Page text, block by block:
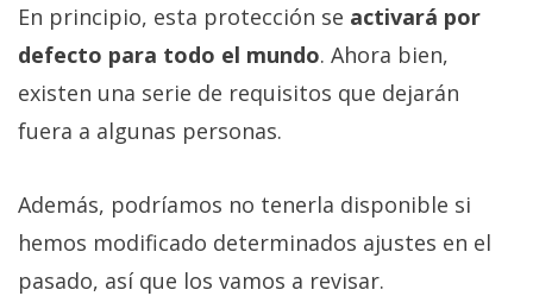
En principio, esta protección se activará por
defecto para todo el mundo. Ahora bien,
existen una serie de requisitos que dejarán
fuera a algunas personas.
Además, podríamos no tenerla disponible si
hemos modificado determinados ajustes en el
pasado, así que los vamos a revisar.